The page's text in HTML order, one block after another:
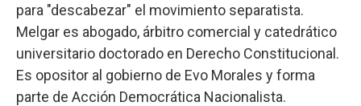
para "descabezar" el movimiento separatista.
Melgar es abogado, árbitro comercial y catedrático
universitario doctorado en Derecho Constitucional.
Es opositor al gobierno de Evo Morales y forma
parte de Acción Democrática Nacionalista.